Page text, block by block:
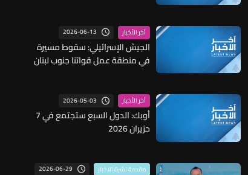
آخر الأخبار 2026-06-13
الجيش الإسرائيلي: سقوط مسيرة
في منطقة عمل قواتنا جنوب لبنان
آخر الأخبار 2026-05-03
أوبك: الدول السبع ستجتمع في 7
حزيران 2026
مقدمة نشرة الاخبار 2026-06-29